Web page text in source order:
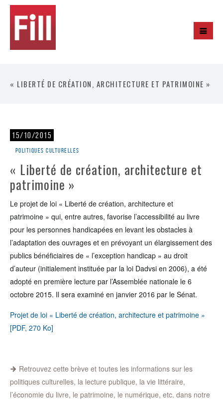
« LIBERTÉ DE CRÉATION, ARCHITECTURE ET PATRIMOINE »
15/10/2015
Politiques culturelles
« Liberté de création, architecture et
patrimoine »
Le projet de loi « Liberté de création, architecture et
patrimoine » qui, entre autres, favorise l’accessibilité au livre
pour les personnes handicapées en levant les obstacles à
l’adaptation des ouvrages et en prévoyant un élargissement des
publics bénéficiaires de « l’exception handicap » au droit
d’auteur (initialement instituée par la loi Dadvsi en 2006), a été
adopté en première lecture par l’Assemblée nationale le 6
octobre 2015. Il sera examiné en janvier 2016 par le Sénat.
Projet de loi « Liberté de création, architecture et patrimoine »
[PDF, 270 Ko]
Retrouvez cette brève et toutes les informations sur les
politiques culturelles, la lecture publique, la vie littéraire,
l’économie du livre, le patrimoine, le numérique, etc. dans notre